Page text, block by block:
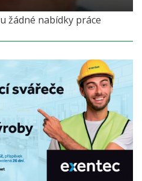
žádné nabídky práce